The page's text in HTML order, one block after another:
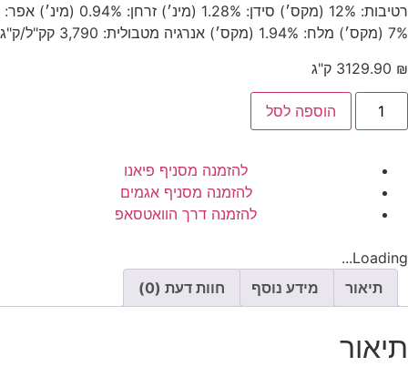
רטיבות: 12% (מקס׳) סידן: 1.28% (מינ׳) זרחן: 0.94% (מינ׳) אפר:
7% (מקס׳) מלח: 1.94% (מקס׳) אנרגיה מטבולית: 3,790 קק"ל/ק"ג
129.90 ₪ 3 ק"ג
הוספה לסל
להזמנה מסניף פיאנו
להזמנה מסניף אגמים
להזמנה דרך הוואטסאפ
Loading...
תיאור
מידע נוסף חוות דעת (0)
תיאור